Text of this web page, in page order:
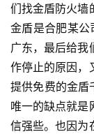
们找金盾防火墙
金盾是合肥某
广东，最后给我
作停止的原因，
提供免费的金盾
唯一的缺点就是
信强些。也因为